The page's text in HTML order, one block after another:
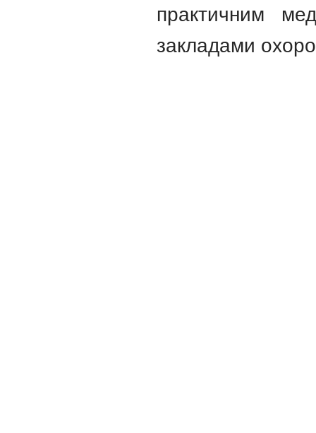
практичним
закладами